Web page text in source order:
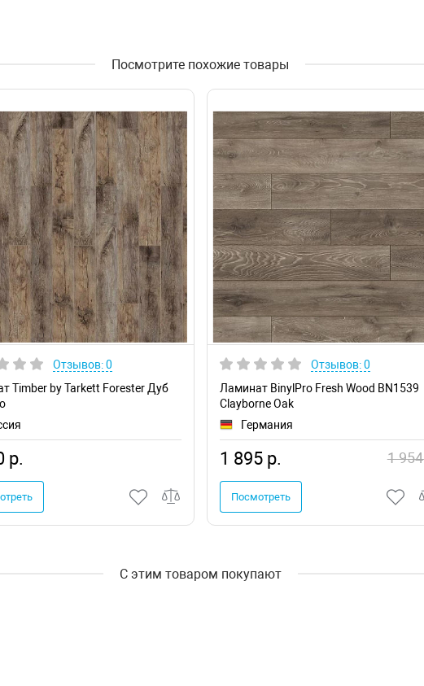
Посмотрите похожие товары
Отзывов: 0
Timber by Tarkett Forester Дуб
р.
Отзывов: 0
Ламинат BinylPro Fresh Wood BN1539
Clayborne Oak
Германия
1 895 р. 1
Посмотреть
С этим товаром покупают